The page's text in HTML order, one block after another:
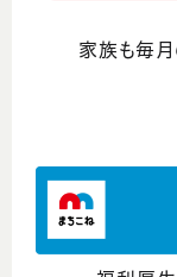
家族も毎